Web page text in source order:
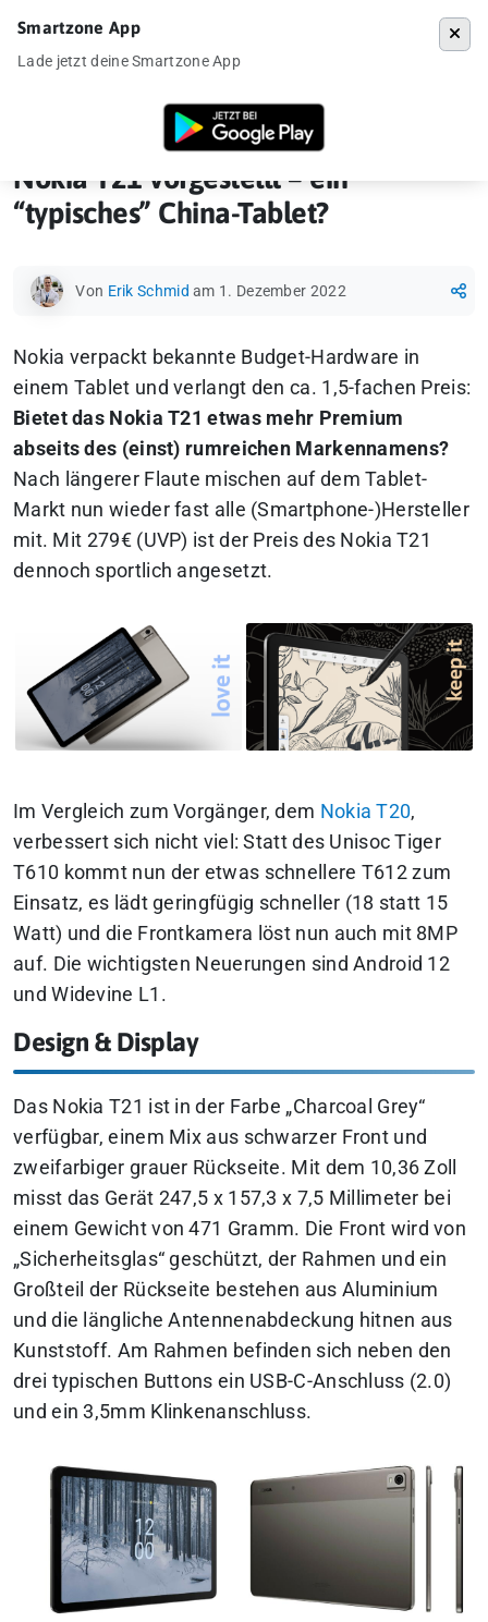
»Tablet»Nokia T21 vorgestellt – ein “typisches”
Nokia T21 vorgestellt – ein
“typisches” China-Tablet?
Von Erik Schmid am 1. Dezember 2022
Nokia verpackt bekannte Budget-Hardware in
einem Tablet und verlangt den ca. 1,5-fachen Preis:
Bietet das Nokia T21 etwas mehr Premium
abseits des (einst) rumreichen Markennamens?
Nach längerer Flaute mischen auf dem Tablet-
Markt nun wieder fast alle (Smartphone-)Hersteller
mit. Mit 279€ (UVP) ist der Preis des Nokia T21
dennoch sportlich angesetzt.
Im Vergleich zum Vorgänger, dem Nokia T20,
verbessert sich nicht viel: Statt des Unisoc Tiger
T610 kommt nun der etwas schnellere T612 zum
Einsatz, es lädt geringfügig schneller (18 statt 15
Watt) und die Frontkamera löst nun auch mit 8MP
auf. Die wichtigsten Neuerungen sind Android 12
und Widevine L1.
Design & Display
Das Nokia T21 ist in der Farbe „Charcoal Grey“
verfügbar, einem Mix aus schwarzer Front und
zweifarbiger grauer Rückseite. Mit dem 10,36 Zoll
misst das Gerät 247,5 x 157,3 x 7,5 Millimeter bei
einem Gewicht von 471 Gramm. Die Front wird von
„Sicherheitsglas“ geschützt, der Rahmen und ein
Großteil der Rückseite bestehen aus Aluminium
und die längliche Antennenabdeckung hitnen aus
Kunststoff. Am Rahmen befinden sich neben den
drei typischen Buttons ein USB-C-Anschluss (2.0)
und ein 3,5mm Klinkenanschluss.
Smartzone App
Lade jetzt deine Smartzone App